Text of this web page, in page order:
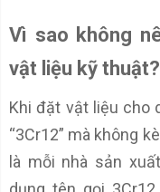
Vì sao không
vật liệu kỹ thuật?
Khi đặt vật liệu cho
“3Cr12” mà không
là mỗi nhà sản